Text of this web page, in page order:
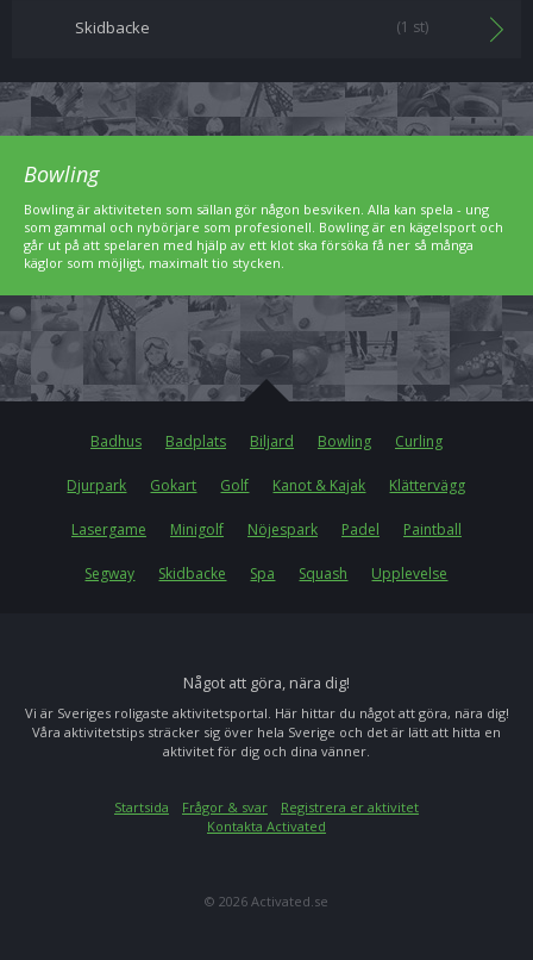
Skidbacke (1 st)
Bowling
Bowling är aktiviteten som sällan gör någon besviken. Alla kan spela - ung
som gammal och nybörjare som profesionell. Bowling är en kägelsport och
går ut på att spelaren med hjälp av ett klot ska försöka få ner så många
käglor som möjligt, maximalt tio stycken.
Badhus Badplats Biljard Bowling Curling
Djurpark Gokart Golf Kanot & Kajak Klättervägg
Lasergame Minigolf Nöjespark Padel Paintball
Segway Skidbacke Spa Squash Upplevelse
Något att göra, nära dig!
Vi är Sveriges roligaste aktivitetsportal. Här hittar du något att göra, nära dig!
Våra aktivitetstips sträcker sig över hela Sverige och det är lätt att hitta en
aktivitet för dig och dina vänner.
Startsida Frågor & svar
Registrera er aktivitet
Kontakta Activated
© 2026 Activated.se